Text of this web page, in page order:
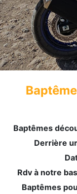
Baptêmes
Derrière
Rdv à notre
Baptêmes